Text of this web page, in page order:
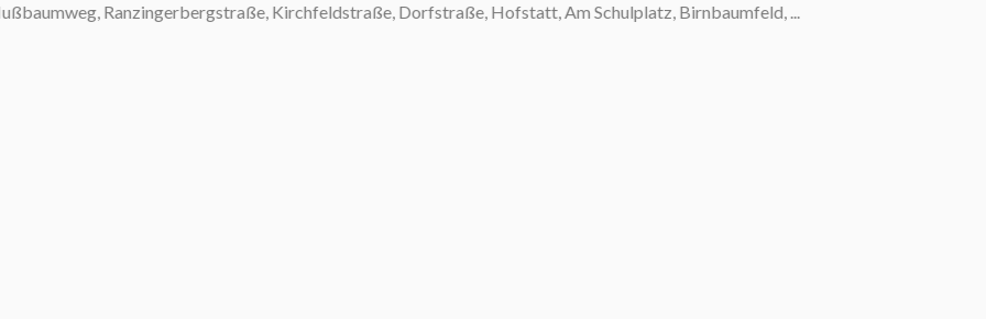
Ranzingerbergstraße, Kirchfeldstraße, Dorfstraße, Hofstatt, Am Schulplatz, Birnbaumfeld, ...